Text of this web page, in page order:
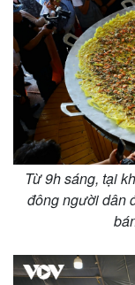
Từ 9h sáng, tại
đông người dân